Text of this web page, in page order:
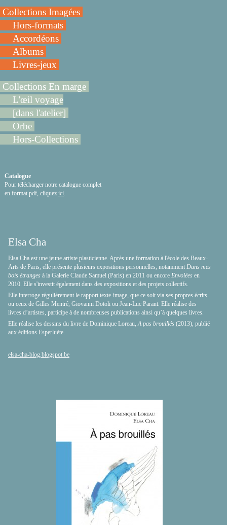
Collections Imagées
Hors-formats
Accordéons
Albums
Livres-jeux
Collections En marge
L'œil voyage
[dans l'atelier]
Orbe
Hors-Collections
Catalogue
Pour télécharger notre catalogue complet
en format pdf, cliquez ici
Elsa Cha
Elsa Cha est une jeune artiste plasticienne. Après une formation à l'école des Beaux-
Arts de Paris, elle présente plusieurs expositions personnelles, notamment Dans mes
bois étranges à la Galerie Claude Samuel (Paris) en 2011 ou encore Envolées en
2010. Elle s'investit également dans des expositions et des projets collectifs.
Elle interroge régulièrement le rapport texte-image, que ce soit via ses propres écrits
ou ceux de Gilles Mentré, Giovanni Dotoli ou Jean-Luc Parant. Elle réalise des
livres d’artistes, participe à de nombreuses publications ainsi qu’à quelques livres.
Elle réalise les dessins du livre de Dominique Loreau, A pas brouillés (2013), publié
aux éditions Esperluète.
elsa-cha-blog.blogspot.be